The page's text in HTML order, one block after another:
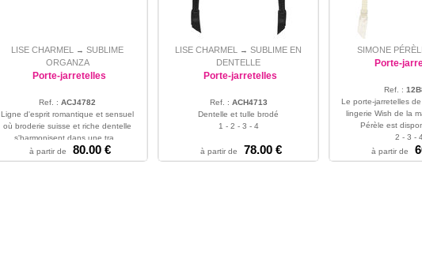
LISE CHARMEL → SUBLIME
ORGANZA
Porte-jarretelles
Ref. : ACJ4782
Ligne d'esprit romantique et sensuel
où broderie suisse et riche dentelle
s'harmonisent dans une tra...
1 - 2 - 3 - 4 - 5
à partir de 80.00 €
LISE CHARMEL → SUBLIME EN
DENTELLE
Porte-jarretelles
Ref. : ACH4713
Dentelle et tulle brodé
1 - 2 - 3 - 4
à partir de 78.00 €
SIMONE
Porte-
Ref. :
Le porte-jarretelles
lingerie Wish de la
Pérèle est
2 - 3 -
à partir de